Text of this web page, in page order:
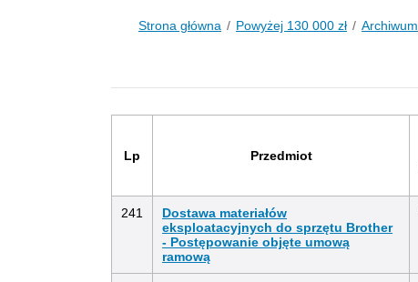
Strona główna Powyżej 130 000 zł Archiwum
Lp Przedmiot
241
Dostawa materiałów
eksploatacyjnych do sprzętu Brother
- Postępowanie objęte umową
ramową